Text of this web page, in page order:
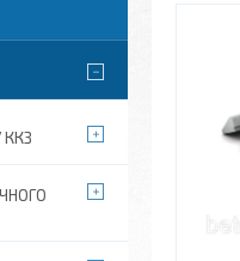
ККЗ